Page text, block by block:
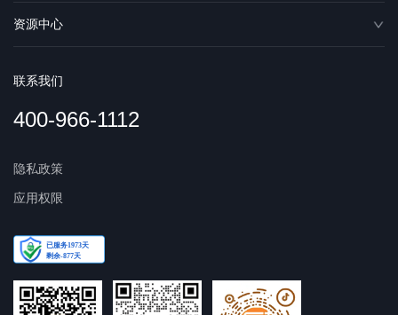
资源中心
联系我们
400-966-1112
隐私政策
应用权限